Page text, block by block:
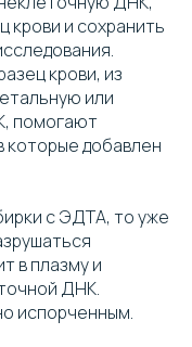
крови и сохранить
крови, из
или
помогают
которые добавлен
с ЭДТА, то уже
в плазму и
ДНК.
испорченным.